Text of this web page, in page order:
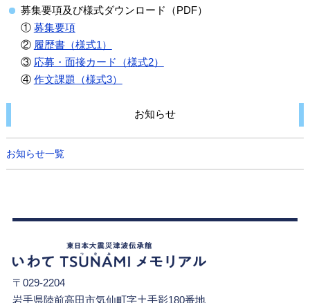
募集要項及び様式ダウンロード（PDF）
① 募集要項
② 履歴書（様式1）
③ 応募・面接カード（様式2）
④ 作文課題（様式3）
お知らせ
お知らせ一覧
〒029-2204
岩手県陸前高田市気仙町字土手影180番地